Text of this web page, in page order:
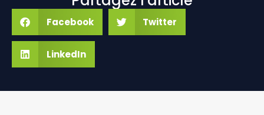
Facebook Twitter
LinkedIn